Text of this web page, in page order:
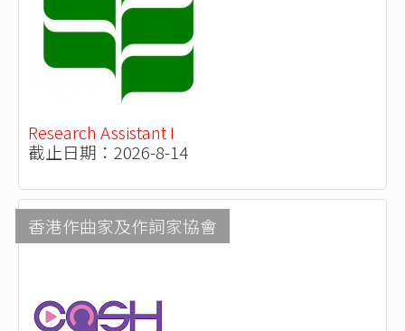
Research Assistant I
截止日期：2026-8-14
香港作曲家及作詞家協會